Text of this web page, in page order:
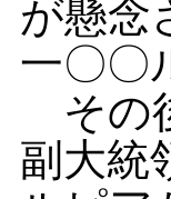
が懸念
一〇〇
その
副大統